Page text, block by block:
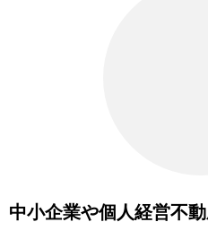
中小企業や個人経営不